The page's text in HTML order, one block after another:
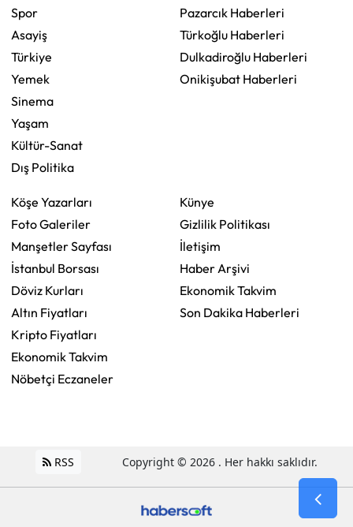
Spor
Asayiş
Türkiye
Yemek
Sinema
Yaşam
Kültür-Sanat
Dış Politika
Pazarcık Haberleri
Türkoğlu Haberleri
Dulkadiroğlu Haberleri
Onikişubat Haberleri
Köşe Yazarları
Foto Galeriler
Manşetler Sayfası
İstanbul Borsası
Döviz Kurları
Altın Fiyatları
Kripto Fiyatları
Ekonomik Takvim
Nöbetçi Eczaneler
Künye
Gizlilik Politikası
İletişim
Haber Arşivi
Ekonomik Takvim
Son Dakika Haberleri
RSS Copyright © 2026 . Her hakkı saklıdır.